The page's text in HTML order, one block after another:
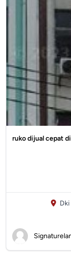
ruko dijual cepat
Dki